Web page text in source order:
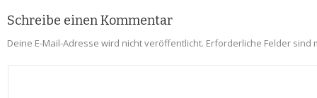
Schreibe einen Kommentar
Deine E-Mail-Adresse wird nicht veröffentlicht. Erforderliche Felder sind